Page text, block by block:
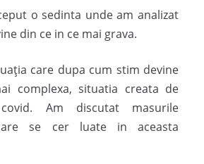
o sedinta unde am analizat
din ce in ce mai grava.
care dupa cum stim devine
complexa, situatia creata de
Am discutat masurile
se cer luate in aceasta